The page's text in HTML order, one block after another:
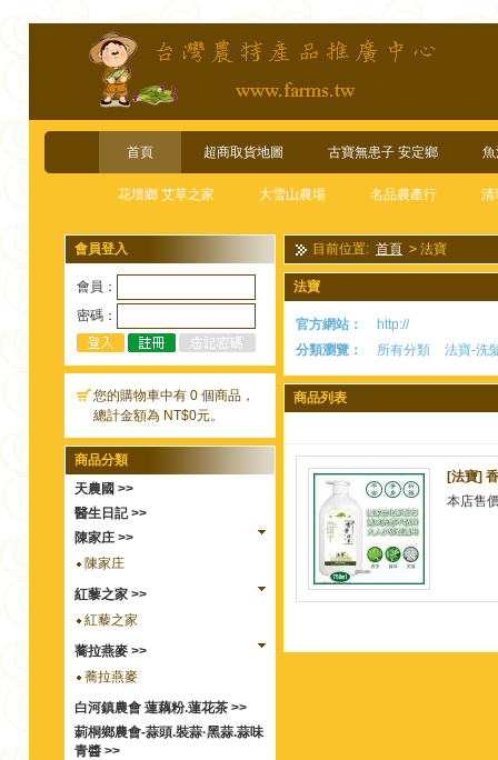
首頁 超商取貨地圖 古寶無患子 安定鄉
花壇鄉 艾草之家 大雪山農場 名品農產行 清
會員登入
會員：
密碼：
您的購物車中有 0 個商品，
總計金額為 NT$0元。
商品分類
天農國 >>
醫生日記 >>
陳家庄 >>
陳家庄
紅藜之家 >>
紅藜之家
蕎拉燕麥 >>
蕎拉燕麥
白河鎮農會 蓮藕粉.蓮花茶 >>
莿桐鄉農會-蒜頭.裝蒜·黑蒜.蒜味
青醬 >>
目前位置: 首頁 > 法寶
法寶
官方網站：
http://
分類瀏覽：
所有分類 法寶-洗
商品列表
[法寶]
本店售